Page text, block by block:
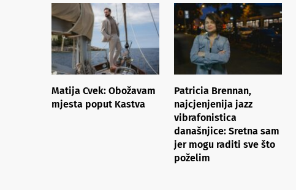
Matija Cvek: Obožavam
mjesta poput Kastva
Patricia Brennan,
najcjenjenija jazz
vibrafonistica
današnjice: Sretna sam
jer mogu raditi sve što
poželim